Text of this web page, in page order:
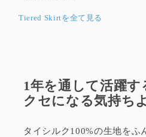
Tiered Skirtを全て見る
1年を通して活躍す
クセになる気持ち
タイシルク100%の生地をふ